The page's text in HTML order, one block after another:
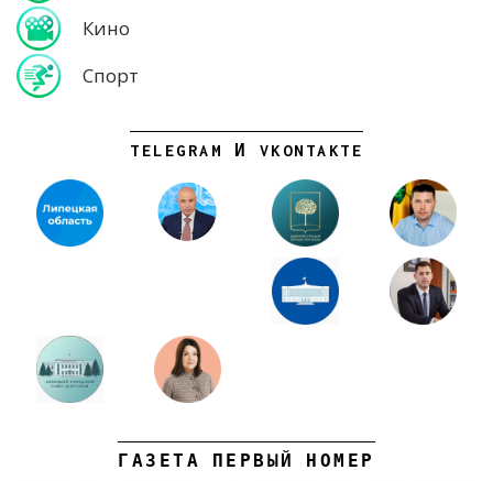
Кино
Спорт
TELEGRAM И VKONTAKTE
ГАЗЕТА ПЕРВЫЙ НОМЕР